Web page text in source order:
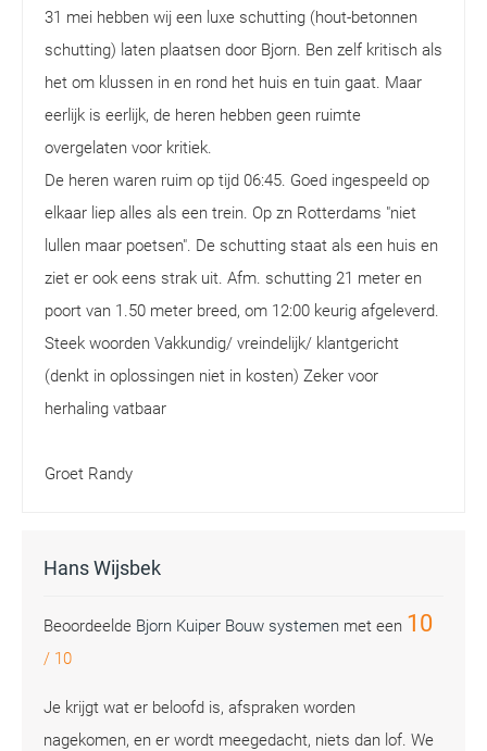
31 mei hebben wij een luxe schutting (hout-betonnen
schutting) laten plaatsen door Bjorn. Ben zelf kritisch als
het om klussen in en rond het huis en tuin gaat. Maar
eerlijk is eerlijk, de heren hebben geen ruimte
overgelaten voor kritiek.
De heren waren ruim op tijd 06:45. Goed ingespeeld op
elkaar liep alles als een trein. Op zn Rotterdams "niet
lullen maar poetsen". De schutting staat als een huis en
ziet er ook eens strak uit. Afm. schutting 21 meter en
poort van 1.50 meter breed, om 12:00 keurig afgeleverd.
Steek woorden Vakkundig/ vreindelijk/ klantgericht
(denkt in oplossingen niet in kosten) Zeker voor
herhaling vatbaar
Groet Randy
Hans Wijsbek
Beoordeelde Bjorn Kuiper Bouw systemen met een 10
/ 10
Je krijgt wat er beloofd is, afspraken worden
nagekomen, en er wordt meegedacht, niets dan lof. We